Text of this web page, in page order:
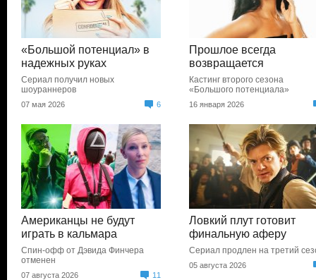
«Большой потенциал» в
надежных руках
Сериал получил новых
шоураннеров
07 мая 2026 6
Прошлое всегда
возвращается
Кастинг второго сезона
«Большого потенциала»
16 января 2026
Американцы не будут
играть в кальмара
Спин-офф от Дэвида Финчера
отменен
07 августа 2026 11
Ловкий плут готовит
финальную аферу
Сериал продлен на третий
05 августа 2026